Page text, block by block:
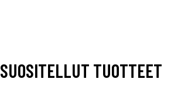
SUOSITELLUT TUOTTEET